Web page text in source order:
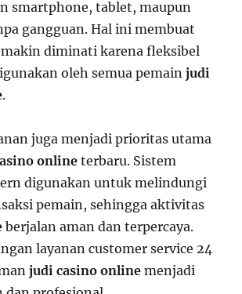
smartphone, tablet, maupun
gangguan. Hal ini membuat
diminati karena fleksibel
oleh semua pemainjudi
.
juga menjadi prioritas utama
online terbaru. Sistem
digunakan untuk melindungi
pemain, sehingga aktivitas
berjalan aman dan terpercaya.
layanan customer service 24
judi casino online menjadi